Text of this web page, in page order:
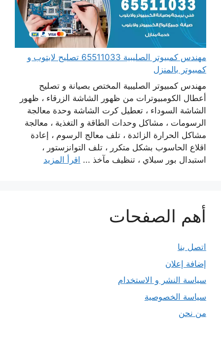
مهندس كمبيوتر الصليبية 65511033 تصليح لابتوب و
كمبيوتر بالمنزل
مهندس كمبيوتر الصليبية المختص بصيانة و تصليح
أعطال الكومبيوترات من ظهور الشاشة الزرقاء ، ظهور
الشاشة السوداء ، تعطيل كرت الشاشة وحدة معالجة
الرسومات ، مشاكل وحدات الطاقة و التغذية ، معالجة
مشاكل الحرارة الزائدة ، تلف معالج الرسوم ، إعادة
اقلاع الحاسوب بشكل متكرر ، تلف التوانزستور ،
استبدال بور سبلاي ، تنظيف مآخذ ... اقرأ المزيد
أهم الصفحات
اتصل بنا
إضافة إعلان
سياسة النشر و الاستخدام
سياسة الخصوصية
من نحن